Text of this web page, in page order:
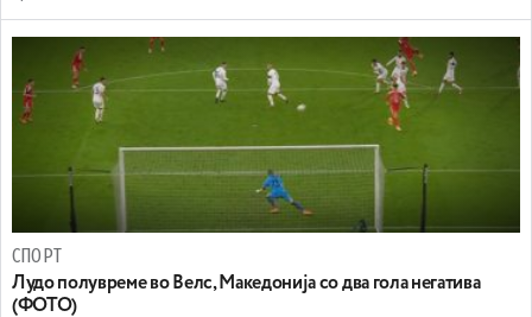
СПОРТ
Лудо полувреме во Велс, Македонија со два гола негатива
(ФОТО)